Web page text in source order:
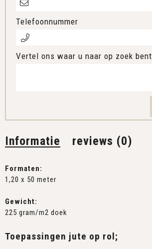
Informatie reviews (0)
Formaten:
1,20 x 50 meter
Gewicht:
225 gram/m2 doek
Toepassingen jute op rol;
Telefoonnummer
Vertel ons waar u naar op zoek bent